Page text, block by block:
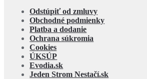
Odstúpiť od zmluvy
Obchodné podmienky
Platba a dodanie
Ochrana súkromia
Cookies
ÚKSÚP
Evodia.sk
Jeden Strom Nestačí.sk